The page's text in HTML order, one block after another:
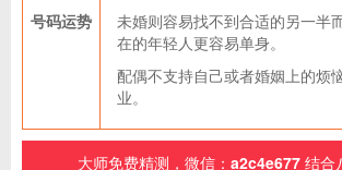
号码运势
未婚则容易找不到合适的另一半
在的年轻人更容易单身。
配偶不支持自己或者婚姻上的烦
业。
大师免费精测，微信： a2c4e677 结合